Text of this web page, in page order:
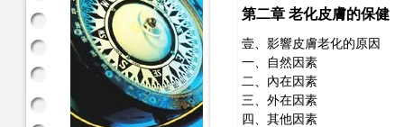
第二章 老化皮膚的保健
壹、影響皮膚老化的原因
一、自然因素
二、內在因素
三、外在因素
四、其他因素